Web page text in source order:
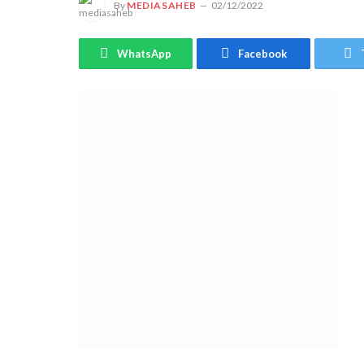
By MEDIASAHEB 02/12/2022
WhatsApp Facebook